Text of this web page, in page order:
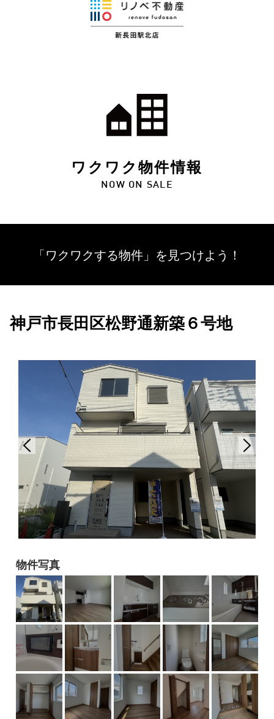
ワクワク物件情報
NOW ON SALE
「ワクワクする物件」を 見つけよう！
神戸市長田区松野通新築６号地
物件写真